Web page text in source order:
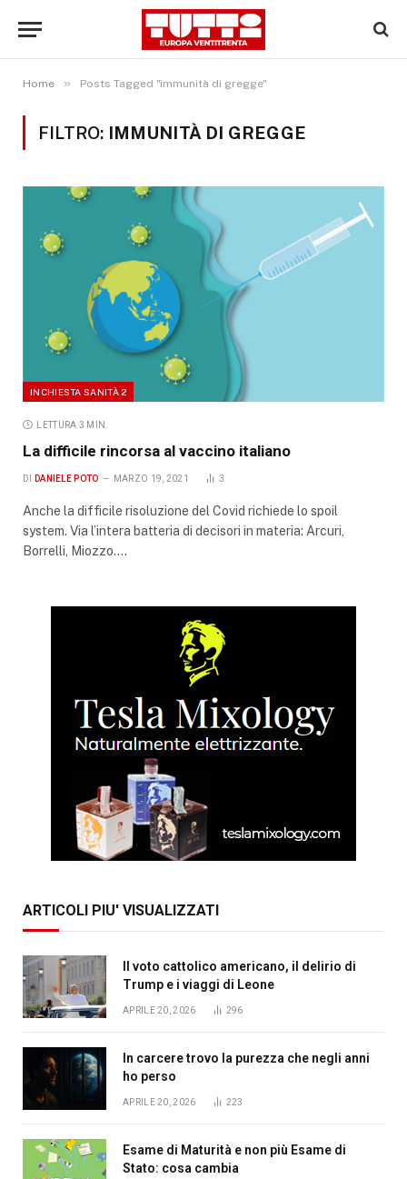
Home » Posts Tagged "immunità di gregge"
FILTRO: IMMUNITÀ DI GREGGE
INCHIESTA SANITÀ 2
LETTURA 3 MIN.
La difficile rincorsa al vaccino italiano
DI DANIELE POTO MARZO 19, 2021 3
Anche la difficile risoluzione del Covid richiede lo spoil
system. Via l’intera batteria di decisori in materia: Arcuri,
Borrelli, Miozzo.…
ARTICOLI PIU' VISUALIZZATI
Il voto cattolico americano, il delirio di
Trump e i viaggi di Leone
APRILE 20, 2026 296
In carcere trovo la purezza che negli anni
ho perso
APRILE 20, 2026 223
Esame di Maturità e non più Esame di
Stato: cosa cambia